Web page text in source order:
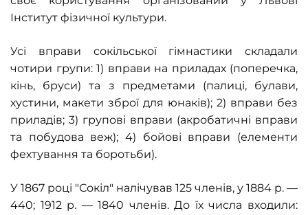
Інститут фізичної культури.
Усі вправи сокільської гімнастики складали
чотири групи: 1) вправи на приладах (поперечка,
кінь, бруси) та з предметами (палиці, булави,
хустини, макети зброї для юнаків); 2) вправи без
приладів; 3) групові вправи (акробатичні вправи
та побудова веж); 4) бойові вправи (елементи
фехтування та боротьби).
У 1867 році "Сокіл" налічував 125 членів, у 1884 р. —
440; 1912 р. — 1840 членів. До їх числа входили: